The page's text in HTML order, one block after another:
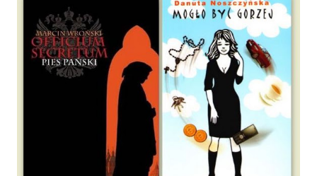
wspólnego życia przeczytacie TUTAJ i TUTAJ . Gdy już
nieco okrzepliśmy w codzienności z psem, a Amber - z
ludźmi i kotami, pojawił się pomysł na wspólny jesienny
wyjazd w Beskid Niski. Zanim to jednak się stało psica miała
atak padaczki, co spowodowało, że wyjazd odwołaliśmy,
wdrożyliśmy leczenie i od nowa zaczęliśmy oswajać z nami i
wspólnym życiem zdezorientowanego chorobą psa. Udało
się ustabilizować zawirowania zdrowotne i wówczas
zaczęliśmy się cieszyć sobą wzajemnie już na 100%.